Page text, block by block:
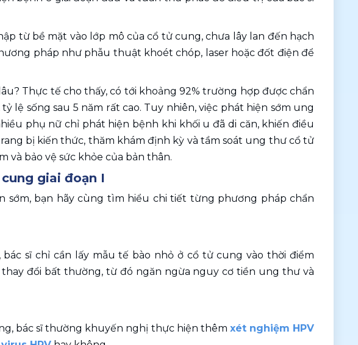
từ bề mặt vào lớp mô của cổ tử cung, chưa lây lan đến hạch
pháp như phẫu thuật khoét chóp, laser hoặc đốt điện để
Thực tế cho thấy, có tới khoảng 92% trường hợp được chẩn
lệ sống sau 5 năm rất cao. Tuy nhiên, việc phát hiện sớm ung
phụ nữ chỉ phát hiện bệnh khi khối u đã di căn, khiến điều
bị kiến thức, thăm khám định kỳ và tầm soát ung thư cổ tử
và bảo vệ sức khỏe của bản thân.
giai đoạn I
sớm, bạn hãy cùng tìm hiểu chi tiết từng phương pháp chẩn
sĩ chỉ cần lấy mẫu tế bào nhỏ ở cổ tử cung vào thời điểm
đổi bất thường, từ đó ngăn ngừa nguy cơ tiền ung thư và
bác sĩ thường khuyến nghị thực hiện thêm xét nghiệm HPV